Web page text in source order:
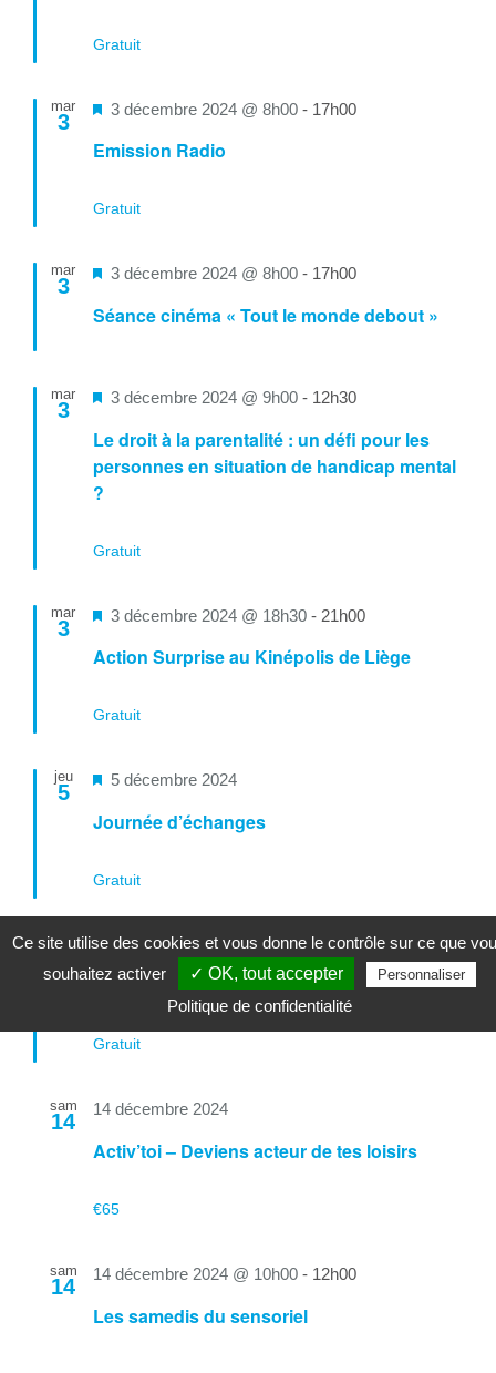
Gratuit
mar
3
Emission Radio
Mis
3 décembre 2024 @ 8h00 - 17h00
Gratuit
mar
3
Séance cinéma « Tout le monde debout »
Mis
3 décembre 2024 @ 8h00 - 17h00
mar
3
Le droit à la parentalité : un défi pour les
personnes en situation de handicap mental
?
Mis
3 décembre 2024 @ 9h00 - 12h30
Gratuit
mar
3
Action Surprise au Kinépolis de Liège
Mis
3 décembre 2024 @ 18h30 - 21h00
Gratuit
jeu
5
Journée d’échanges
Mis
5 décembre 2024
Gratuit
sam
Session d’écoute – Les contistadors
Mis
en
7 décembre 2024 @ 14h00 -17h00
Gratuit
sam
14
Activ’toi – Deviens acteur de tes loisirs
14 décembre 2024
€65
sam
14
Les samedis du sensoriel
14 décembre 2024 @ 10h00 - 12h00
Ce site utilise des cookies et vous donne le contrôle sur ce que
souhaitez activer
✓ OK, tout accepter Personnaliser
Politique de confidentialité